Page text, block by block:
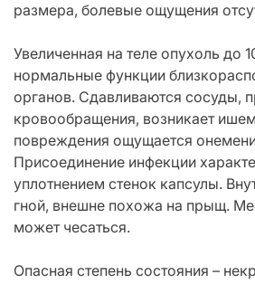
размера, болевые ощущения
Увеличенная на теле опухоль до
нормальные функции
органов. Сдавливаются сосуды,
кровообращения, возникает
повреждения ощущается
Присоединение инфекции
уплотнением стенок капсулы.
гной, внешне похожа на прыщ.
может чесаться.
Опасная степень состояния –